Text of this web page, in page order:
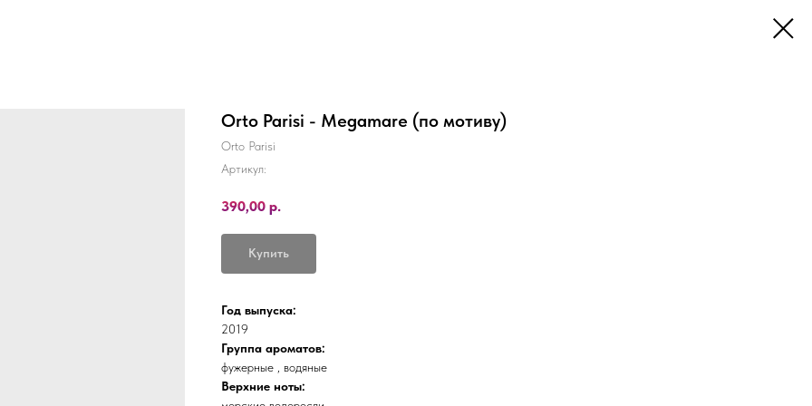
Orto Parisi - Megamare (по мотиву)
Orto Parisi
Артикул:
390,00 р.
Купить
Год выпуска:
2019
Группа ароматов:
фужерные , водяные
Верхние ноты: